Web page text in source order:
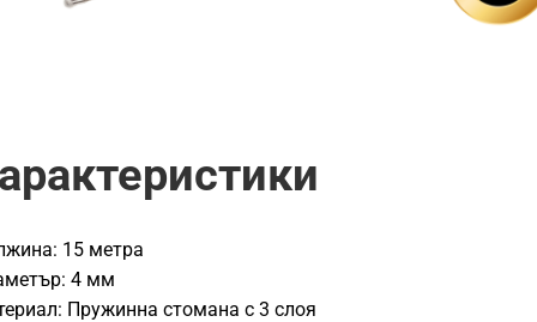
15 метра
4 мм
Пружинна стомана с 3 слоя